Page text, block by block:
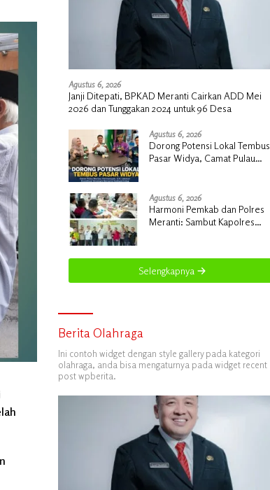
Agustus 6, 2026
Janji Ditepati, BPKAD Meranti Cairkan ADD Mei
2026 dan Tunggakan 2024 untuk 96 Desa
Agustus 6, 2026
Dorong Potensi Lokal Tembus
Pasar Widya, Camat Pulau
Bersama Kadisperindag
Agustus 6, 2026
Harmoni Pemkab dan Polres
Meranti: Sambut Kapolres
Selengkapnya
Berita Olahraga
Ini contoh widget dengan style gallery pada kategori
olahraga, anda bisa mengaturnya pada widget recent
post wpberita.